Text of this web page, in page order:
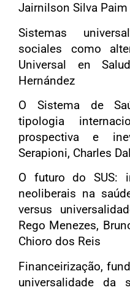
Jairnilson Silva Paim
Sistemas
sociales como
Universal en
Hernández
O Sistema de
tipologia
prospectiva e
Serapioni, Charles
O futuro do SUS:
neoliberais na
versus
Rego Menezes,
Chioro dos Reis
Financeirização,
universalidade